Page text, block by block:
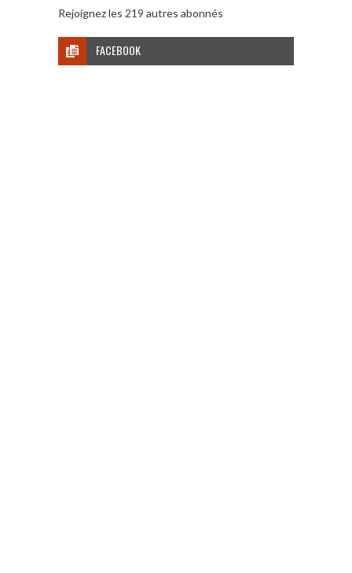
Rejoignez les 219 autres abonnés
FACEBOOK